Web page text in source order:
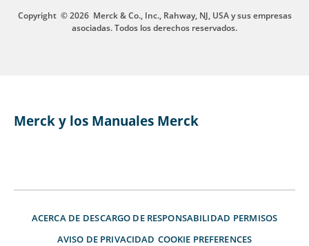
Copyright © 2026 Merck & Co., Inc., Rahway, NJ, USA y sus empresas
asociadas. Todos los derechos reservados.
Merck y los Manuales Merck
ACERCA DE DESCARGO DE RESPONSABILIDAD PERMISOS
AVISO DE PRIVACIDAD COOKIE PREFERENCES